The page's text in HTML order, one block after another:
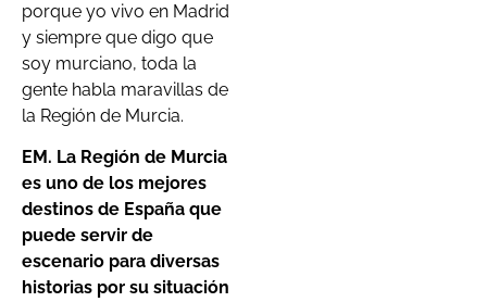
porque yo vivo en Madrid
y siempre que digo que
soy murciano, toda la
gente habla maravillas de
la Región de Murcia.
EM. La Región de Murcia
es uno de los mejores
destinos de España que
puede servir de
escenario para diversas
historias por su situación